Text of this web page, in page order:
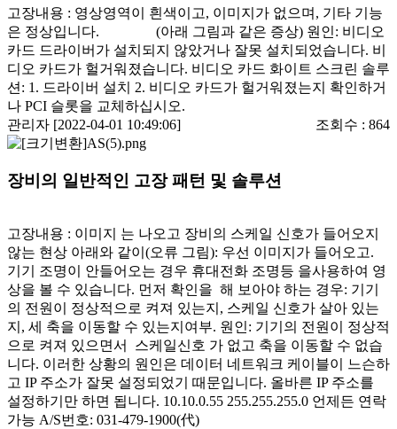
고장내용 : 영상영역이 흰색이고, 이미지가 없으며, 기타 기능
은 정상입니다. (아래 그림과 같은 증상) 원인: 비디오
카드 드라이버가 설치되지 않았거나 잘못 설치되었습니다. 비
디오 카드가 헐거워졌습니다. 비디오 카드 화이트 스크린 솔루
션: 1. 드라이버 설치 2. 비디오 카드가 헐거워졌는지 확인하거
나 PCI 슬롯을 교체하십시오.
관리자 [2022-04-01 10:49:06]
조회수 : 864
장비의 일반적인 고장 패턴 및 솔루션
고장내용 : 이미지 는 나오고 장비의 스케일 신호가 들어오지
않는 현상 아래와 같이(오류 그림): 우선 이미지가 들어오고.
기기 조명이 안들어오는 경우 휴대전화 조명등 을사용하여 영
상을 볼 수 있습니다. 먼저 확인을 해 보아야 하는 경우: 기기
의 전원이 정상적으로 켜져 있는지, 스케일 신호가 살아 있는
지, 세 축을 이동할 수 있는지여부. 원인: 기기의 전원이 정상적
으로 켜져 있으면서 스케일신호 가 없고 축을 이동할 수 없습
니다. 이러한 상황의 원인은 데이터 네트워크 케이블이 느슨하
고 IP 주소가 잘못 설정되었기 때문입니다. 올바른 IP 주소를
설정하기만 하면 됩니다. 10.10.0.55 255.255.255.0 언제든 연락
가능 A/S번호: 031-479-1900(代)